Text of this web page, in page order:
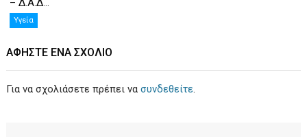
– Δ.Α.Δ...
Υγεία
ΑΦΉΣΤΕ ΕΝΑ ΣΧΌΛΙΟ
Για να σχολιάσετε πρέπει νασυνδεθείτε.